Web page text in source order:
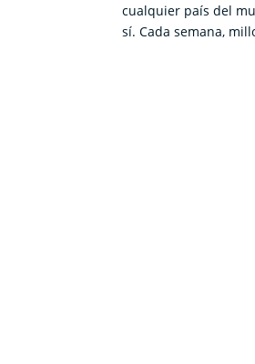
cualquier país del
sí. Cada semana,